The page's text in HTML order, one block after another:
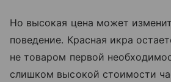
Но высокая цена может
поведение. Красная икра
не товаром первой
слишком высокой стоимости